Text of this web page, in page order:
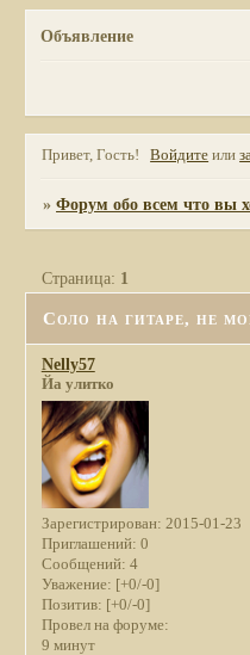
Объявление
Привет, Гость! Войдите или
»Форум обо всем что вы
Соло на гитаре, не
Страница: 1
Nelly57
Йа улитко
Зарегистрирован: 2015-01-23
Приглашений: 0
Сообщений: 4
Уважение: [+0/-0]
Позитив: [+0/-0]
Провел на форуме:
9 минут